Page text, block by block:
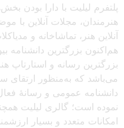
پلتفرم لیلیت با دارا بودن
هنرمندان، مجلات آنلاین با
آنلاین هنر، تماشاخانه و
هم‌اکنون بزرگترین دانشنامه
بزرگترین رسانه و استارتاپ
می‌باشد که به‌منظور ارتقای
دانشنامه عمومی و رسانهٔ
نموده است؛ گالری لیلیت
امکانات متعدد و بسیار